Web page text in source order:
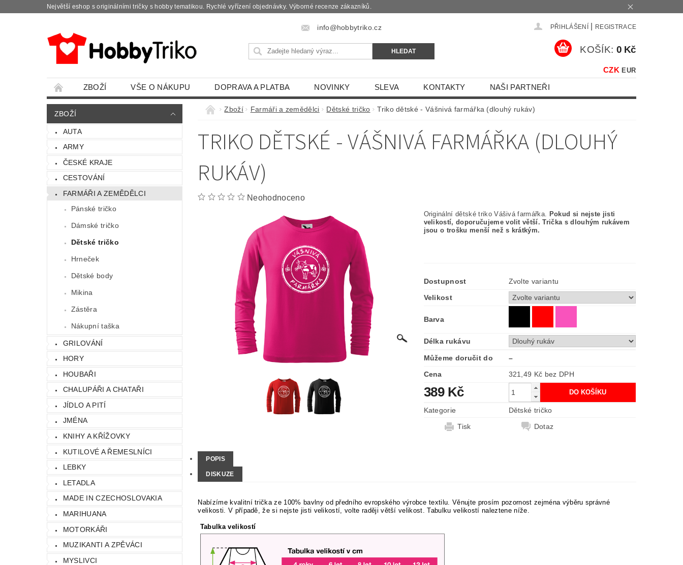
Největší eshop s originálními tričky s hobby tematikou. Rychlé vyřízení objednávky. Výborné recenze zákazníků.
info@hobbytriko.cz PŘIHLÁŠENÍ REGISTRACE
CZK EUR
KOŠÍK: 0 Kč
ZBOŽÍ VŠE O NÁKUPU DOPRAVA A PLATBA NOVINKY SLEVA KONTAKTY NAŠI PARTNEŘI
ZBOŽÍ
AUTA
ARMY
ČESKÉ KRAJE
CESTOVÁNÍ
FARMÁŘI A ZEMĚDĚLCI
Pánské tričko
Dámské tričko
Dětské tričko
Hrneček
Dětské body
Mikina
Zástěra
Nákupní taška
GRILOVÁNÍ
HORY
HOUBAŘI
CHALUPÁŘI A CHATAŘI
JÍDLO A PITÍ
JMÉNA
KNIHY A KŘÍŽOVKY
KUTILOVÉ A ŘEMESLNÍCI
LEBKY
LETADLA
MADE IN CZECHOSLOVAKIA
MARIHUANA
MOTORKÁŘI
MUZIKANTI A ZPĚVÁCI
MYSLIVCI
Zboží Farmáři a zemědělci Dětské tričko Triko dětské - Vášnivá farmářka (dlouhý rukáv)
TRIKO DĚTSKÉ - VÁŠNIVÁ FARMÁŘKA (DLOUHÝ
RUKÁV)
Neohodnoceno
Originální dětské triko Vášivá farmářka. Pokud si nejste jisti
velikostí, doporučujeme volit větší. Trička s dlouhým rukávem
jsou o trošku menší než s krátkým.
Dostupnost
Zvolte variantu
Velikost
Barva
Délka rukávu
Můžeme doručit do
–
Cena
321,49 Kč bez DPH
389 Kč
Kategorie
Dětské tričko
Tisk
Dotaz
POPIS
DISKUZE
Nabízíme kvalitní trička ze 100% bavlny od předního evropského výrobce textilu. Věnujte prosím pozornost zejména výběru správné
velikosti. V případě, že si nejste jisti velikostí, volte raději větší velikost. Tabulku velikostí naleztene níže.
Tabulka velikostí